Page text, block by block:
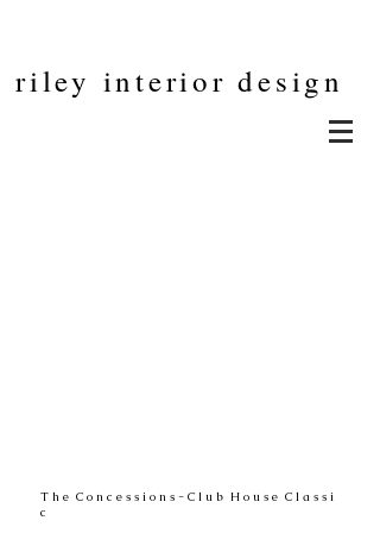
riley interior design
T h e C o n c e s s i o n s - C l u b H o u s e C l a s s i
c